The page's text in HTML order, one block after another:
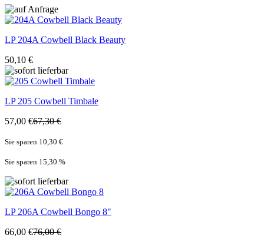
LP204A Cowbell Black Beauty
50,10 €
LP205 Cowbell Timbale
57,00 €67,30 €
Sie sparen 10,30 €
Sie sparen 15,30 %
LP206A Cowbell Bongo 8"
66,00 €76,00 €